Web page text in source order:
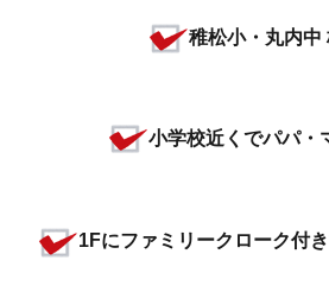
稚松小・丸内中
小学校近くでパパ・
1Fにファミリークローク付